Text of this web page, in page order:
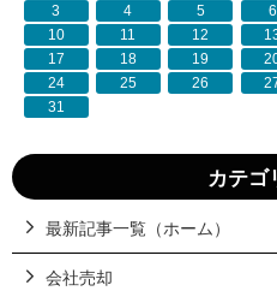
3
4 5 6
10
11 12
17
18 19
24
25 26
31
カテゴ
最新記事一覧（ホーム）
会社売却